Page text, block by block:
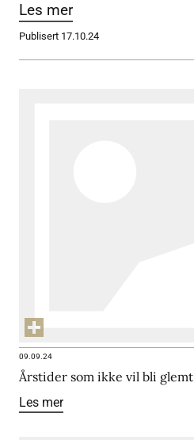
Les mer
Publisert 17.10.24
09.09.24
Årstider som ikke vil bli glemt
Les mer